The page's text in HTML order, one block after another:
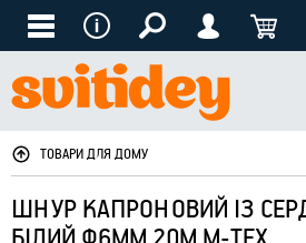
ТОВАРИ ДЛЯ ДОМУ
ШНУР КАПРОНОВИЙ ІЗ
БІЛИЙ Ф6ММ 20М М-ТЕХ